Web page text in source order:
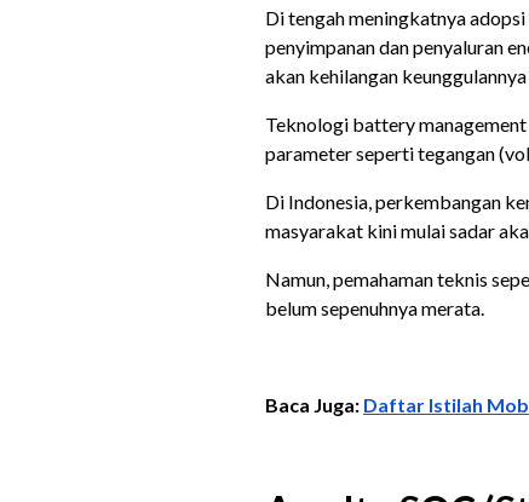
Di tengah meningkatnya
penyimpanan dan penyaluran
akan kehilangan
Teknologi battery
parameter seperti tegangan
Di Indonesia, perkembangan
masyarakat kini mulai sadar
Namun, pemahaman teknis
belum sepenuhnya merata.
Baca Juga: Daftar Istilah